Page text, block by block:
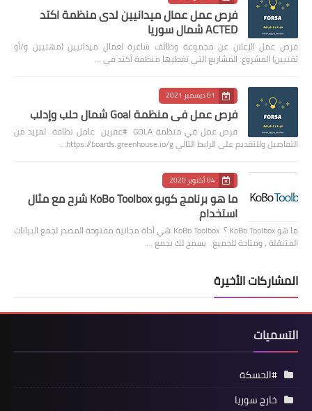
فرص عمل عمال ميدانيين لدى منظمة اكتد
ACTED شمال سوريا
فرص عمل الإعلان عن مجموعة وظائف شاغرة لعمال ميدانيين (مهنيين و/أو
تقنيين) المشروع: المشاريع التي تغطيها منظمة أكتد في …
01 ديسمبر 2021
فرص عمل في منظمة Goal شمال حلب وإدلب
فرص عمل في منظمة GOLA #عفرين عامل نظافة لمزيد من
التفاصيل وللتقديم على الرابط التالي https://boards.greenhouse.io/g…
04 أكتوبر 2020
ما هو برنامج كوبو KoBo Toolbox شرح مع مثال
استخدام
ما هو KoBo Toolbox ؟ KoBo Toolbox هي أداة مجانية مفتوحة المصدر لجمع البيانات
المتنقلة ، ومتاحة للجميع. يسمح لك بجمع …
المشاركات الأخيرة
التسميات
#الحسكة
خارج سوريا